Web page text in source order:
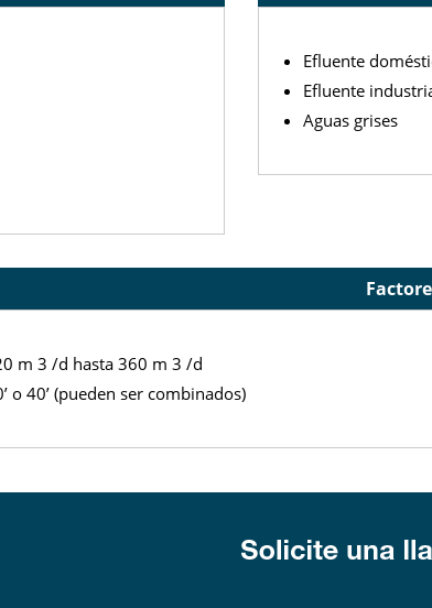
Efluente
Efluente
Aguas grises
m 3 /d hasta 360 m 3 /d
o 40’ (pueden ser combinados)